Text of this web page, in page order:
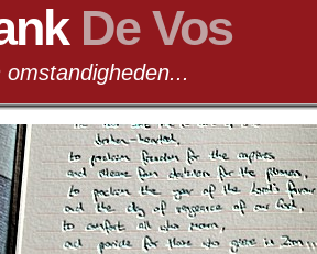
De Vos
omstandigheden...